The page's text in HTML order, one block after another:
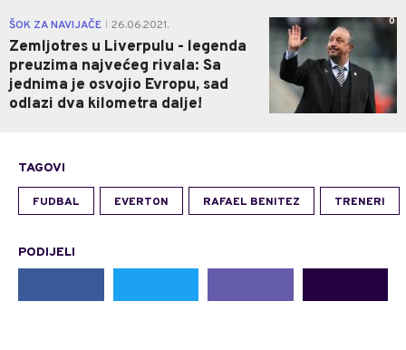
ŠOK ZA NAVIJAČE 26.06.2021.
Zemljotres u Liverpulu - legenda
preuzima najvećeg rivala: Sa
jednima je osvojio Evropu, sad
odlazi dva kilometra dalje!
0
TAGOVI
FUDBAL EVERTON RAFAEL BENITEZ TRENERI
PODIJELI